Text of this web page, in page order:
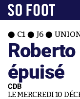
C1 J6
épuisé
CDB
LE MERCREDI 10